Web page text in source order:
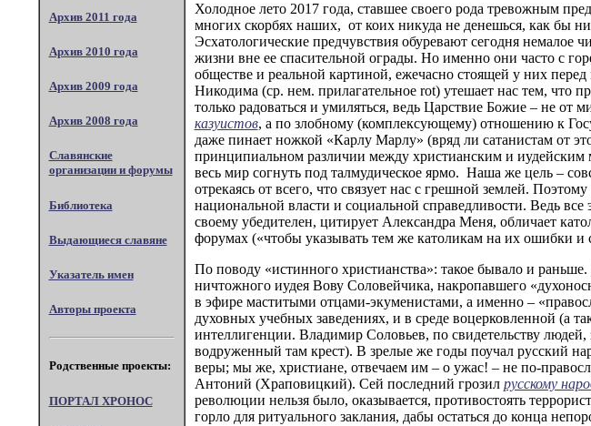
Архив 2011 года
Архив 2010 года
Архив 2009 года
Архив 2008 года
Славянские
организации и форумы
Библиотека
Выдающиеся славяне
Указатель имен
Авторы проекта
Родственные проекты:
ПОРТАЛ XPOHOC
Холодное лето 2017 года, ставшее своего рода тревожным
многих скорбях наших, от коих никуда не денешься, как бы
Эсхатологические предчувствия обуревают сегодня
жизни вне ее спасительной ограды. Но именно они часто с
обществе и реальной картиной, ежечасно стоящей у них
Никодима (ср. нем. прилагательное rot) утешает нас тем, что
только радоваться и умиляться, ведь Царствие Божие – не
казуистов, а по злобному (комплексующему) отношению к
даже пинает ножкой «Карлу Марлу» (вряд ли сатанистам от
принципиальном различии между христианским и иудейским
весь мир согнуть под талмудическое ярмо. Наша же цель –
отрекаясь от всего, что связует нас с грешной землей.
национальной власти и социальной справедливости. Ведь
своему убедителен, цитирует Александра Меня, обличает
форумах («чтобы указывать тем же католикам на их ошибки и
По поводу «истинного христианства»: такое бывало и
ничтожного иудея Вову Соловейчика, накропавшего
в эфире маститыми отцами-экуменистами, а именно –
духовных учебных заведениях, и в среде воцерковленной (а
интеллигенции. Владимир Соловьев, по свидетельству
водруженный там крест). В зрелые же годы поучал русский
веры; мы же, христиане, отвечаем им – о ужас! – не по-
Антоний (Храповицкий). Сей последний грозил русскому
революции нельзя было, оказывается, противостоять
горло для ритуального заклания, дабы остаться до конца